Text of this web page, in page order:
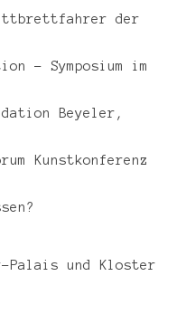
der
– Symposium im
Beyeler,
Kunstkonferenz
Palais und Kloster